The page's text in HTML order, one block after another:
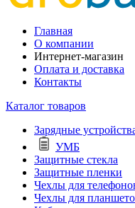
Главная
О компании
Интернет-магазин
Оплата и доставка
Контакты
Каталог товаров
Зарядные
УМБ
Защитные стекла
Защитные пленки
Чехлы для
Чехлы для